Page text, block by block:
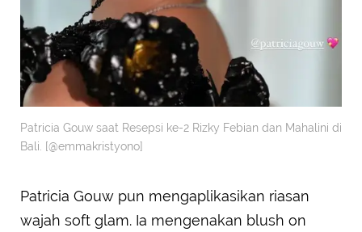
Patricia Gouw saat Resepsi ke-2 Rizky Febian dan Mahalini di
Bali. [@emmakristyono]
Patricia Gouw pun mengaplikasikan riasan
wajah soft glam. Ia mengenakan blush on